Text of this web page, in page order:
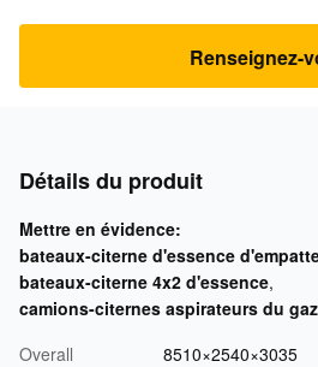
Renseignez-
Détails du produit
Mettre en évidence:
bateaux-citerne d'essence
bateaux-citerne 4x2 d'essence,
camions-citernes aspirateurs du
Overall
8510×2540×3035